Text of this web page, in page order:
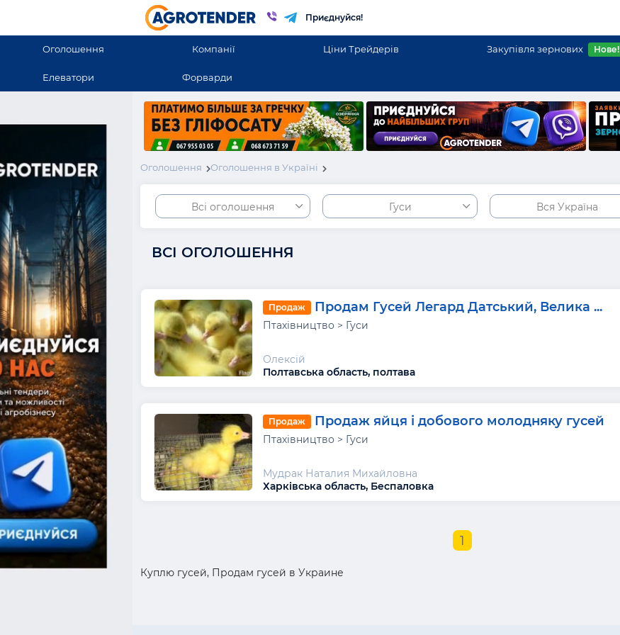
Приєднуйся!
Оголошення Компанії Ціни Трейдерів Закупівля зернових Нове!
Елеватори Форварди
Оголошення Оголошення в Україні
Всі оголошення Гуси Вся Україна
ВСІ ОГОЛОШЕННЯ
Продаж Продам Гусей Легард Датський, Велика ...
Птахівництво > Гуси
Олексій
Полтавська область, полтава
Продаж Продаж яйця і добового молодняку гусей
Птахівництво > Гуси
Мудрак Наталия Михайловна
Харківська область, Беспаловка
1
Куплю гусей, Продам гусей в Украине